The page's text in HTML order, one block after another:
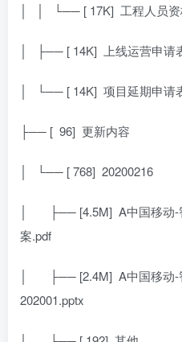
│ │ └── [ 17K] 工程人员
│ ├── [ 14K] 上线运营申请
│ └── [ 14K] 项目延期申请
├── [ 96] 更新内容
│ └── [ 768] 20200216
│ ├── [4.5M] A中国移动
案.pdf
│ ├── [2.4M] A中国移动
202001.pptx